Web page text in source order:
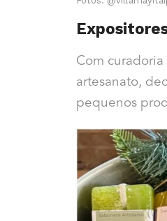
Com
artesanato,
pequenos